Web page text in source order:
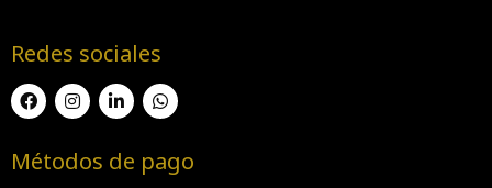
Redes sociales
Métodos de pago